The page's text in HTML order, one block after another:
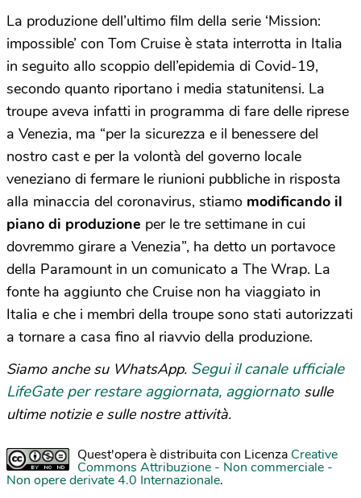
La produzione dell’ultimo film della serie ‘Mission:
impossible’ con Tom Cruise è stata interrotta in Italia
in seguito allo scoppio dell’epidemia di Covid-19,
secondo quanto riportano i media statunitensi. La
troupe aveva infatti in programma di fare delle riprese
a Venezia, ma “per la sicurezza e il benessere del
nostro cast e per la volontà del governo locale
veneziano di fermare le riunioni pubbliche in risposta
alla minaccia del coronavirus, stiamo modificando il
piano di produzione per le tre settimane in cui
dovremmo girare a Venezia”, ha detto un portavoce
della Paramount in un comunicato a The Wrap. La
fonte ha aggiunto che Cruise non ha viaggiato in
Italia e che i membri della troupe sono stati autorizzati
a tornare a casa fino al riavvio della produzione.
Siamo anche su WhatsApp. Segui il canale ufficiale
LifeGate per restare aggiornata, aggiornato sulle
ultime notizie e sulle nostre attività.
Quest'opera è distribuita con Licenza Creative
Commons Attribuzione - Non commerciale -
Non opere derivate 4.0 Internazionale.